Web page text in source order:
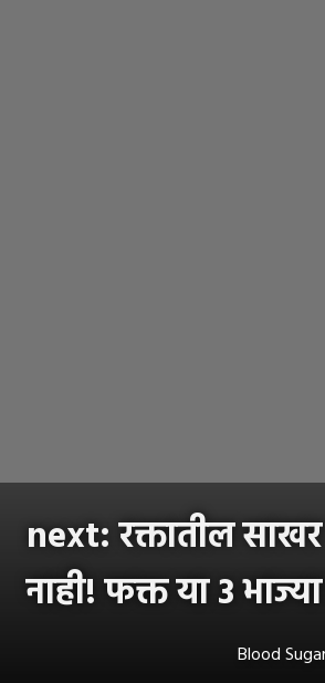
next: रक्तातील
नाही! फक्त या 3
Blood